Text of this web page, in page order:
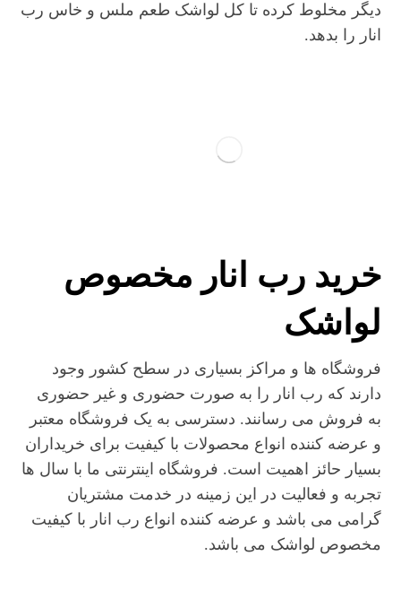
دیگر مخلوط کرده تا کل لواشک طعم ملس و خاس رب
انار را بدهد.
خرید رب انار مخصوص
لواشک
فروشگاه ها و مراکز بسیاری در سطح کشور وجود
دارند که رب انار را به صورت حضوری و غیر حضوری
به فروش می رسانند. دسترسی به یک فروشگاه معتبر
و عرضه کننده انواع محصولات با کیفیت برای خریداران
بسیار حائز اهمیت است. فروشگاه اینترنتی ما با سال ها
تجربه و فعالیت در این زمینه در خدمت مشتریان
گرامی می باشد و عرضه کننده انواع رب انار با کیفیت
مخصوص لواشک می باشد.